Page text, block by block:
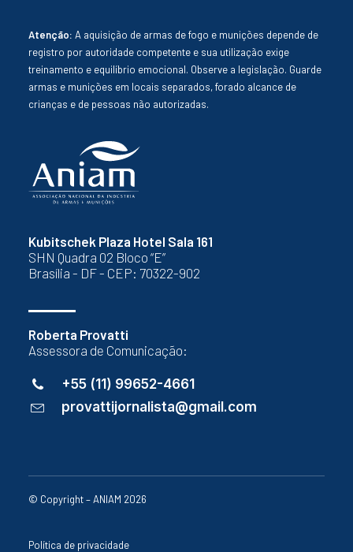
Kubitschek Plaza Hotel Sala 161
SHN Quadra 02 Bloco “E”
Brasília - DF - CEP: 70322-902
Roberta Provatti
Assessora de Comunicação:
+55 (11) 99652-4661
provattijornalista@gmail.com
Atenção: A aquisição de armas de fogo e munições depende de
registro por autoridade competente e sua utilização exige
treinamento e equilíbrio emocional. Observe a legislação. Guarde
armas e munições em locais separados, forado alcance de
crianças e de pessoas não autorizadas.
© Copyright – ANIAM 2026
Política de privacidade